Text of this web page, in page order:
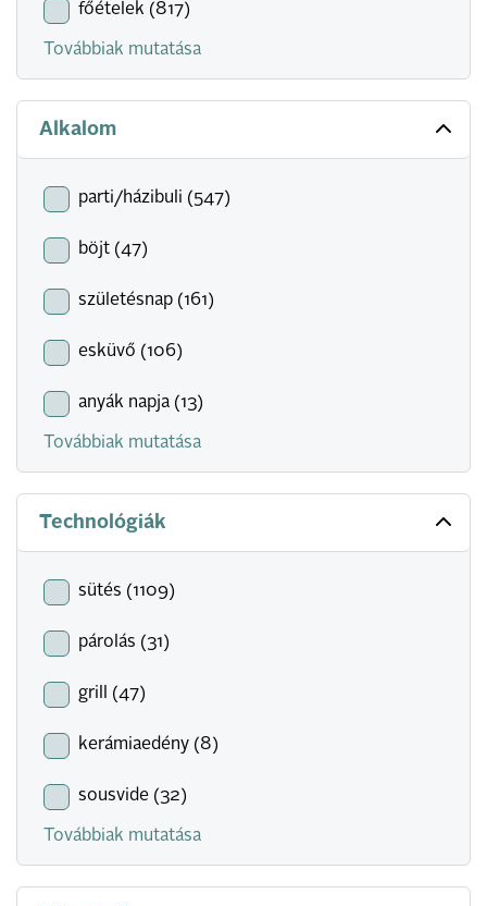
főételek (817)
Továbbiak mutatása
Alkalom
parti/házibuli (547)
böjt (47)
születésnap (161)
esküvő (106)
anyák napja (13)
Továbbiak mutatása
Technológiák
sütés (1109)
párolás (31)
grill (47)
kerámiaedény (8)
sousvide (32)
Továbbiak mutatása